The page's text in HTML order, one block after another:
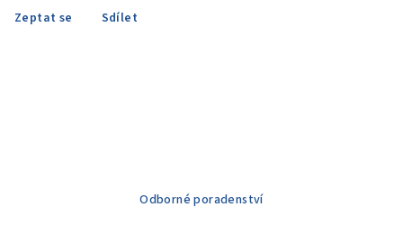
Zeptat se Sdílet
Odborné poradenství